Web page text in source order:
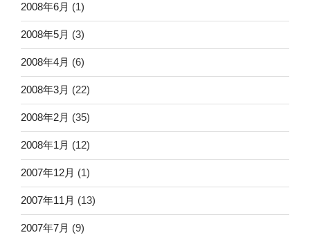
2008年6月 (1)
2008年5月 (3)
2008年4月 (6)
2008年3月 (22)
2008年2月 (35)
2008年1月 (12)
2007年12月 (1)
2007年11月 (13)
2007年7月 (9)